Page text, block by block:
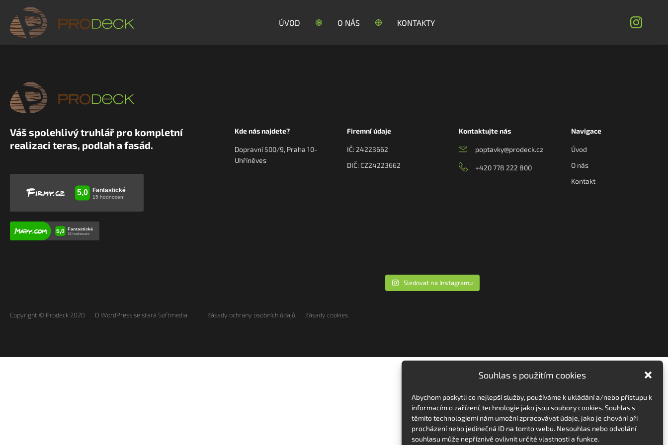
Souhlas s použitím cookies
Abychom poskytli co nejlepší služby, používáme k ukládání a/nebo přístupu k
informacím o zařízení, technologie jako jsou soubory cookies. Souhlas s
těmito technologiemi nám umožní zpracovávat údaje, jako je chování při
procházení nebo jedinečná ID na tomto webu. Nesouhlas nebo odvolání
souhlasu může nepříznivě ovlivnit určité vlastnosti a funkce.
ÚVOD O NÁS KONTAKTY
Váš spolehlivý truhlář pro kompletní
realizaci teras, podlah a fasád.
Kde nás najdete?
Dopravní 500/9, Praha 10-
Uhříněves
Firemní údaje
IČ: 24223662
DIČ: CZ24223662
Kontaktujte nás
poptavky@prodeck.cz
+420 778 222 800
Navigace
Úvod
O nás
Kontakt
Sledovat na Instagramu
Copyright © Prodeck 2020 O WordPress se stará Softmedia Zásady ochrany osobních údajů Zásady cookies